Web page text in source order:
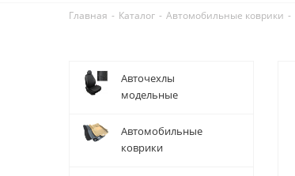
Главная - Каталог - Автомобильные коврики -
Авточехлы
модельные
Автомобильные
коврики